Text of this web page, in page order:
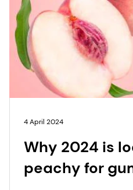
4 April 2024
Why 2024 is
peachy for